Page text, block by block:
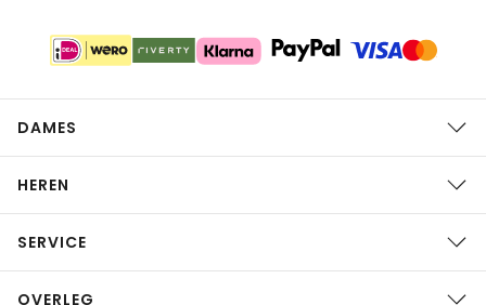
DAMES
HEREN
SERVICE
OVERLEG